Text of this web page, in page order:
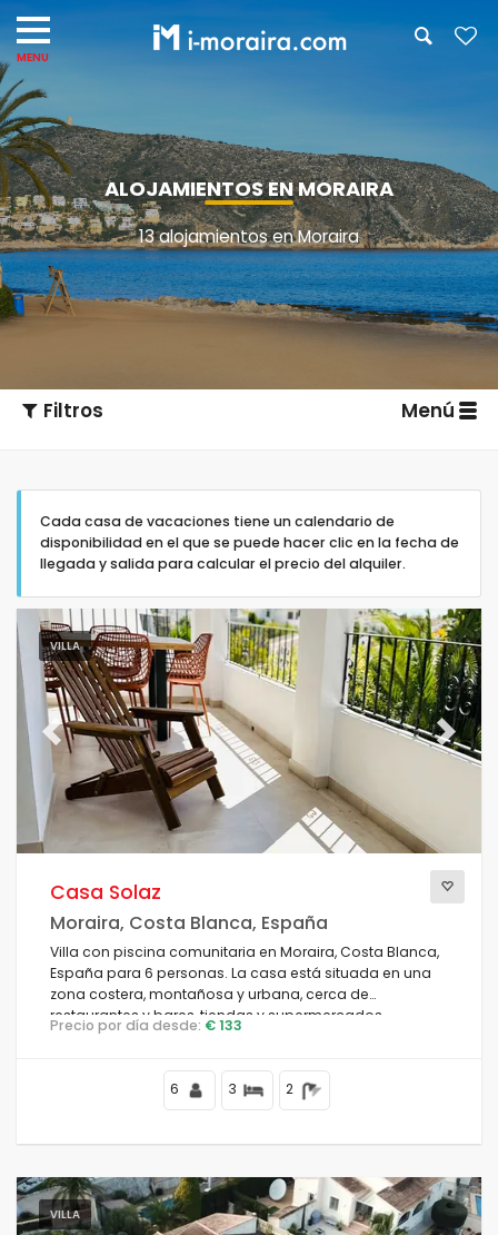
ALOJAMIENTOS EN MORAIRA
13 alojamientos en Moraira
Filtros Menú
Tipo de alojamiento
Personas
Dormitorios
Cuartos de baño
Servicios populares
Opciones
Cada casa de vacaciones tiene un calendario de
disponibilidad en el que se puede hacer clic en la fecha de
llegada y salida para calcular el precio del alquiler.
VILLA
Previous Next
Casa Solaz
Moraira, Costa Blanca, España
Villa con piscina comunitaria en Moraira, Costa Blanca,
España para 6 personas. La casa está situada en una
zona costera, montañosa y urbana, cerca de
restaurantes y bares, tiendas y supermercados.
Precio por día desde: € 133
6 3 2
VILLA